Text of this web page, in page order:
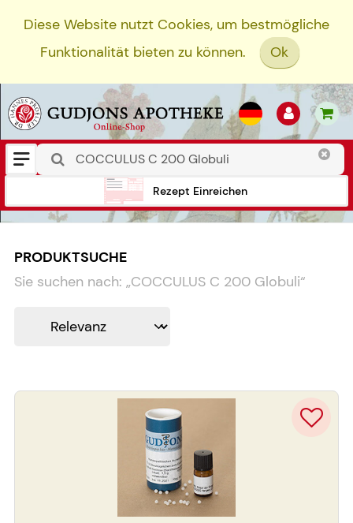
Diese Website nutzt Cookies, um bestmögliche
Funktionalität bieten zu können.
Ok
Rezept Einreichen
PRODUKTSUCHE
Sie suchen nach: „COCCULUS C 200 Globuli“